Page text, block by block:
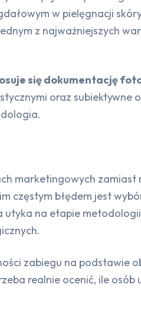
w pielęgnacji
z najważniejszych
się dokumentację
oraz subiektywne
marketingowych zamiast
częstym błędem jest
utyka na etapie
zabiegu na podstawie
realnie ocenić, ile osób